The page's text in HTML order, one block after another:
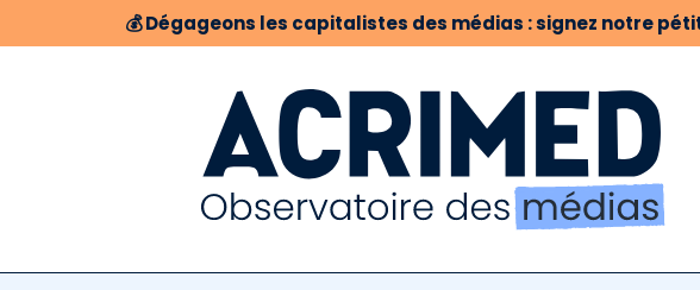
💰Dégageons les capitalistes des médias : signez notre